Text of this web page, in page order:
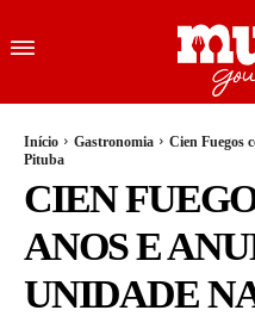
Início Gastronomia
Cien Fuegos
Pituba
CIEN
ANOS E
UNIDADE